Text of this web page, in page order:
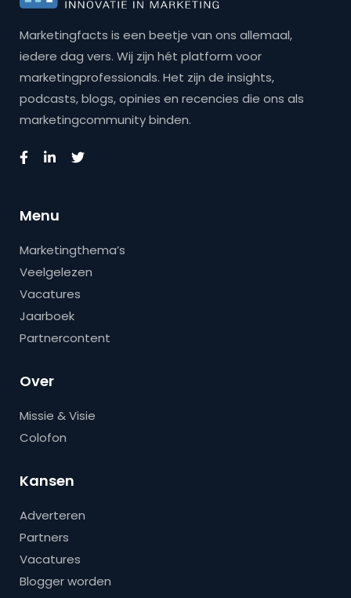
Marketingfacts is een beetje van ons allemaal,
iedere dag vers. Wij zijn hét platform voor
marketingprofessionals. Het zijn de insights,
podcasts, blogs, opinies en recencies die ons als
marketingcommunity binden.
Menu
Marketingthema’s
Veelgelezen
Vacatures
Jaarboek
Partnercontent
Over
Missie & Visie
Colofon
Kansen
Adverteren
Partners
Vacatures
Blogger worden